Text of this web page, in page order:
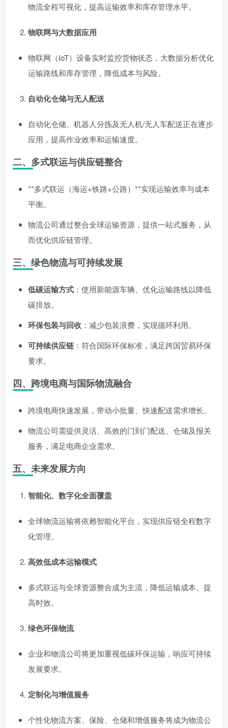
物流全程可视化，提高运输效率和库存管理水平。
物联网与大数据应用
物联网（IoT）设备实时监控货物状态，大数据分析优化
运输路线和库存管理，降低成本与风险。
自动化仓储与无人配送
自动化仓储、机器人分拣及无人机/无人车配送正在逐步
应用，提高作业效率和运输速度。
二、多式联运与供应链整合
**多式联运（海运+铁路+公路）**实现运输效率与成本
平衡。
物流公司通过整合全球运输资源，提供一站式服务，从
而优化供应链管理。
三、绿色物流与可持续发展
低碳运输方式 ：使用新能源车辆、优化运输路线以降低
碳排放。
环保包装与回收 ：减少包装浪费，实现循环利用。
可持续供应链 ：符合国际环保标准，满足跨国贸易环保
要求。
四、跨境电商与国际物流融合
跨境电商快速发展，带动小批量、快速配送需求增长。
物流公司需提供灵活、高效的门到门配送、仓储及报关
服务，满足电商企业需求。
五、未来发展方向
智能化、数字化全面覆盖
全球物流运输将依赖智能化平台，实现供应链全程数字
化管理。
高效低成本运输模式
多式联运与全球资源整合成为主流，降低运输成本、提
高时效。
绿色环保物流
企业和物流公司将更加重视低碳环保运输，响应可持续
发展要求。
定制化与增值服务
个性化物流方案、保险、仓储和增值服务将成为物流公